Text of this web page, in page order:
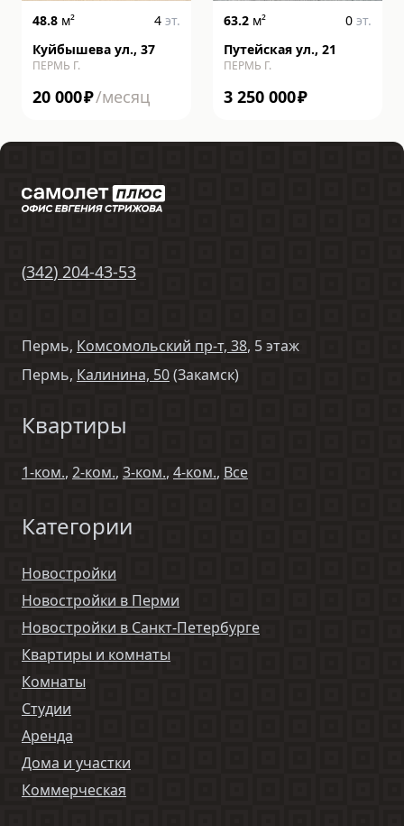
48.8 м² 4 эт.
Куйбышева ул., 37
ПЕРМЬ Г.
20 000₽/месяц
63.2 м² 0 эт.
Путейская ул., 21
ПЕРМЬ Г.
3 250 000₽
(342) 204-43-53
Пермь, Комсомольский пр-т, 38, 5 этаж
Пермь, Калинина, 50(Закамск)
Квартиры
1-ком., 2-ком., 3-ком., 4-ком., Все
Категории
Новостройки
Новостройки в Перми
Новостройки в Санкт-Петербурге
Квартиры и комнаты
Комнаты
Студии
Аренда
Дома и участки
Коммерческая